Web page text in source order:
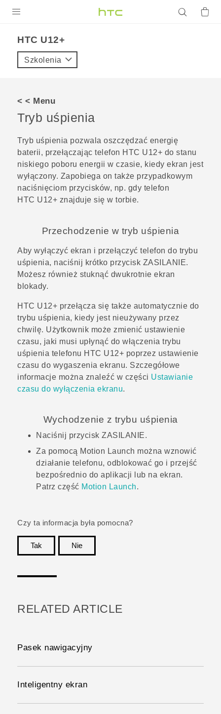
VIVE
POMOC TECHNICZNA
Urządzenia i akcesoria HTC
Zaloguj się
HTC U12+‎
Szkolenia
< < Menu
Tryb uśpienia
Tryb uśpienia pozwala oszczędzać energię
baterii, przełączając telefon HTC U12+‍ do stanu
niskiego poboru energii w czasie, kiedy ekran jest
wyłączony. Zapobiega on także przypadkowym
naciśnięciom przycisków, np. gdy telefon
HTC U12+‍ znajduje się w torbie.
Przechodzenie w tryb uśpienia
Aby wyłączyć ekran i przełączyć telefon do trybu
uśpienia, naciśnij krótko przycisk ZASILANIE.
Możesz również stuknąć dwukrotnie ekran
blokady.
HTC U12+‍ przełącza się także automatycznie do
trybu uśpienia, kiedy jest nieużywany przez
chwilę. Użytkownik może zmienić ustawienie
czasu, jaki musi upłynąć do włączenia trybu
uśpienia telefonu HTC U12+‍ poprzez ustawienie
czasu do wygaszenia ekranu. Szczegółowe
informacje można znaleźć w części Ustawianie
czasu do wyłączenia ekranu.
Wychodzenie z trybu uśpienia
Naciśnij przycisk ZASILANIE.
Za pomocą Motion Launch można wznowić
działanie telefonu, odblokować go i przejść
bezpośrednio do aplikacji lub na ekran.
Patrz część Motion Launch.
Czy ta informacja była pomocna?
Tak
Nie
RELATED ARTICLE
Pasek nawigacyjny
Inteligentny ekran